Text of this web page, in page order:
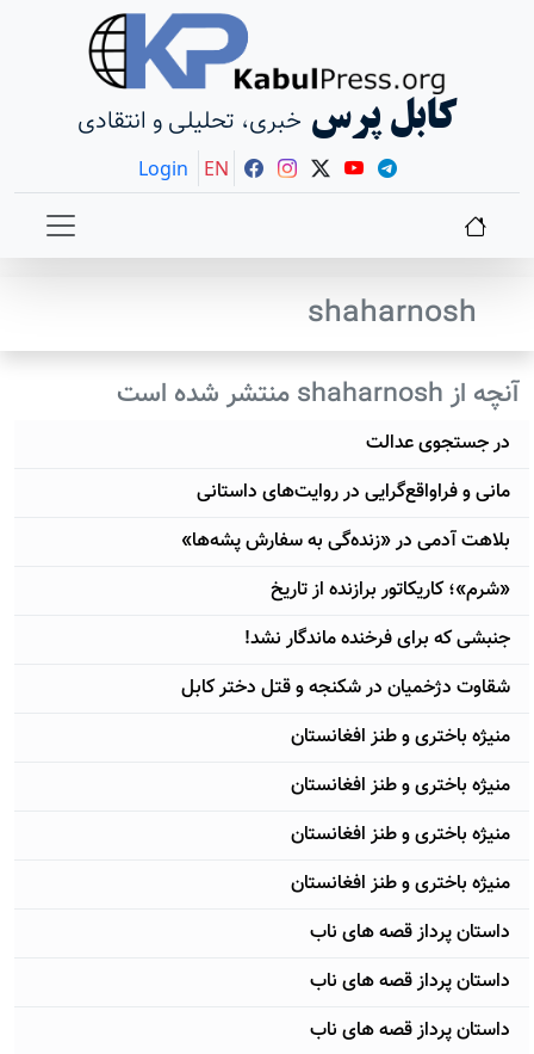
کابل پرس خبری، تحلیلی و انتقادی
Login EN
shaharnosh
آنچه از shaharnosh منتشر شده است
در جستجوی عدالت
مانی و فراواقع‌گرایی در روایت‌‌‌های داستانی
بلاهت آدمی در «زنده‌گی به سفارش پشه‌‌‌ها»
«شرم»؛ کاریکاتور برازنده از تاریخ
جنبشی که برای فرخنده ماندگار نشد!
شقاوت دژخمیان در شکنجه و قتل دختر کابل
منیژه باختری و طنز افغانستان
منیژه باختری و طنز افغانستان
منیژه باختری و طنز افغانستان
منیژه باختری و طنز افغانستان
داستان پرداز قصه های ناب
داستان پرداز قصه های ناب
داستان پرداز قصه های ناب